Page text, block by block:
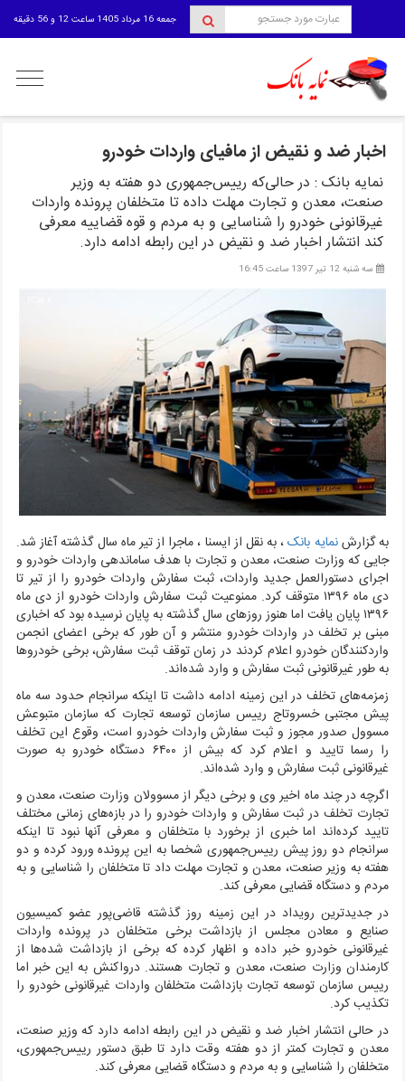
جمعه 16 مرداد 1405 ساعت 12 و 56 دقیقه
منوی
اخبار ضد و نقیض از مافیای واردات خودرو
نمایه بانک : در حالی‌که رییس‌جمهوری دو هفته به وزیر
صنعت، معدن و تجارت مهلت داده تا متخلفان پرونده واردات
غیرقانونی خودرو را شناسایی و به مردم و قوه قضاییه معرفی
کند انتشار اخبار ضد و نقیض در این رابطه ادامه دارد.
سه شنبه 12 تیر 1397 ساعت 16:45
به گزارشنمایه بانک، به نقل از ایسنا ، ماجرا از تیر ماه سال گذشته آغاز شد.
جایی که وزارت صنعت، معدن و تجارت با هدف ساماندهی واردات خودرو و
اجرای دستورالعمل جدید واردات، ثبت سفارش واردات خودرو را از تیر تا
دی ماه ۱۳۹۶ متوقف کرد. ممنوعیت ثبت سفارش واردات خودرو از دی ماه
۱۳۹۶ پایان یافت اما هنوز روزهای سال گذشته به پایان نرسیده بود که اخباری
مبنی بر تخلف در واردات خودرو منتشر و آن طور که برخی اعضای انجمن
واردکنندگان خودرو اعلام کردند در زمان توقف ثبت سفارش، برخی خودروها
به طور غیرقانونی ثبت سفارش و وارد شده‌اند.
زمزمه‌های تخلف در این زمینه ادامه داشت تا اینکه سرانجام حدود سه ماه
پیش مجتبی خسروتاج رییس سازمان توسعه تجارت که سازمان متبوعش
مسوول صدور مجوز و ثبت سفارش واردات خودرو است، وقوع این تخلف
را رسما تایید و اعلام کرد که بیش از ۶۴۰۰ دستگاه خودرو به صورت
غیرقانونی ثبت سفارش و وارد شده‌اند.
اگرچه در چند ماه اخیر وی و برخی دیگر از مسوولان وزارت صنعت، معدن و
تجارت تخلف در ثبت سفارش و واردات خودرو را در بازه‌های زمانی مختلف
تایید کرده‌اند اما خبری از برخورد با متخلفان و معرفی آنها نبود تا اینکه
سرانجام دو روز پیش رییس‌جمهوری شخصا به این پرونده ورود کرده و دو
هفته به وزیر صنعت، معدن و تجارت مهلت داد تا متخلفان را شناسایی و به
مردم و دستگاه قضایی معرفی کند.
در جدیدترین رویداد در این زمینه روز گذشته قاضی‌پور عضو کمیسیون
صنایع و معادن مجلس از بازداشت برخی متخلفان در پرونده واردات
غیرقانونی خودرو خبر داده و اظهار کرده که برخی از بازداشت شده‌ها از
کارمندان وزارت صنعت، معدن و تجارت هستند. درواکنش به این خبر اما
رییس سازمان توسعه تجارت بازداشت متخلفان واردات غیرقانونی خودرو را
تکذیب کرد.
در حالی انتشار اخبار ضد و نقیض در این رابطه ادامه دارد که وزیر صنعت،
معدن و تجارت کمتر از دو هفته وقت دارد تا طبق دستور رییس‌جمهوری،
متخلفان را شناسایی و به مردم و دستگاه قضایی معرفی کند.